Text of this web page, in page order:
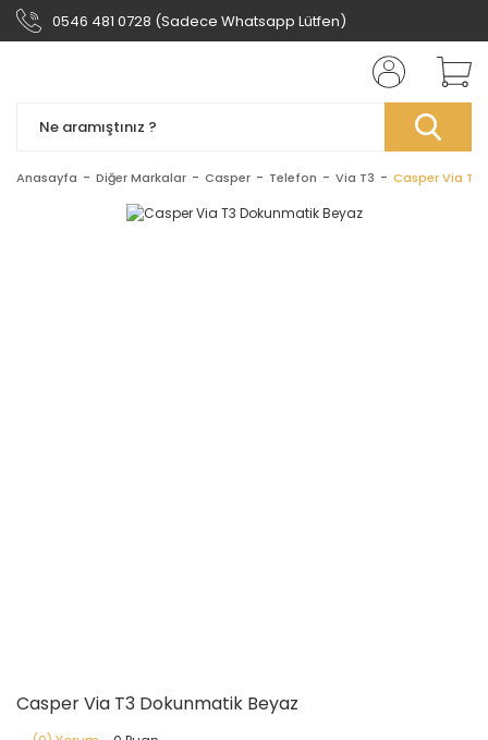
0546 481 0728 (Sadece Whatsapp Lütfen)
Anasayfa Diğer Markalar Casper Telefon Via T3 Casper Via T3
Casper Via T3 Dokunmatik Beyaz